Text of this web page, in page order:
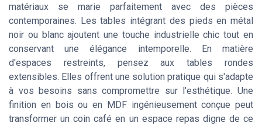
matériaux se marie parfaitement avec des pièces
contemporaines. Les tables intégrant des pieds en métal
noir ou blanc ajoutent une touche industrielle chic tout en
conservant une élégance intemporelle. En matière
d'espaces restreints, pensez aux tables rondes
extensibles. Elles offrent une solution pratique qui s'adapte
à vos besoins sans compromettre sur l'esthétique. Une
finition en bois ou en MDF ingénieusement conçue peut
transformer un coin café en un espace repas digne de ce